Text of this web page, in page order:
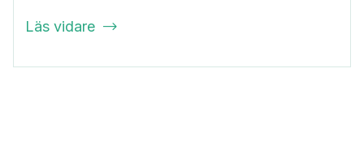
Läs vidare 